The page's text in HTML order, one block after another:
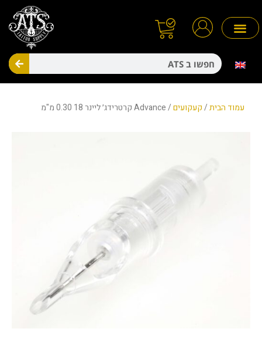
לתוכן
עמוד הבית/קעקועים/ Advance קרטרידג׳ ליינר 18 0.30 מ"מ